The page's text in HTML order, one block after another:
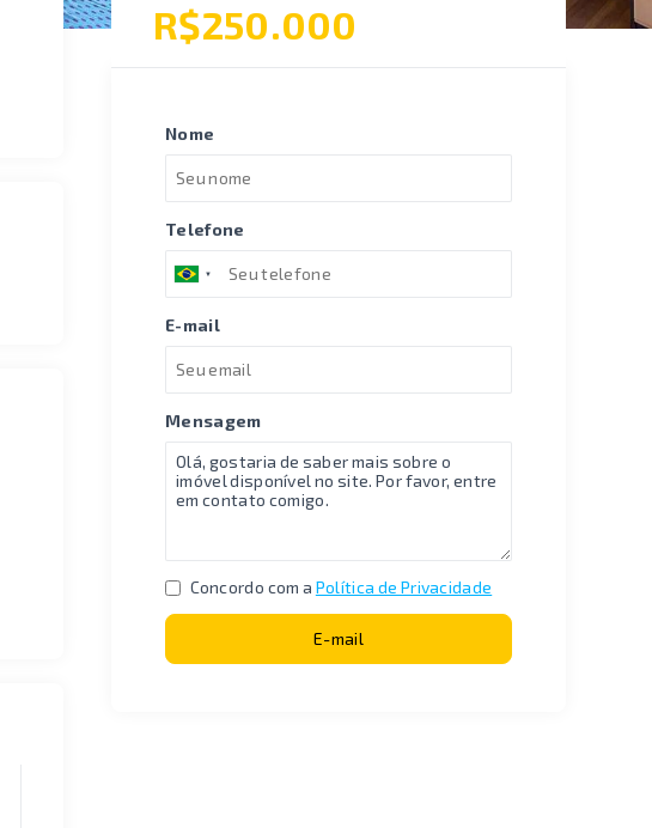
R$250.000
Nome
Telefone
E-mail
Mensagem
Concordo com a Política de Privacidade
E-mail